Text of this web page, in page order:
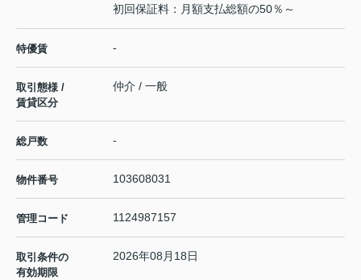
初回保証料：月額支払総額の50％～
特優賃 -
取引態様 /
賃貸区分
仲介 / 一般
総戸数 -
物件番号 103608031
管理コード 1124987157
取引条件の
有効期限
2026年08月18日